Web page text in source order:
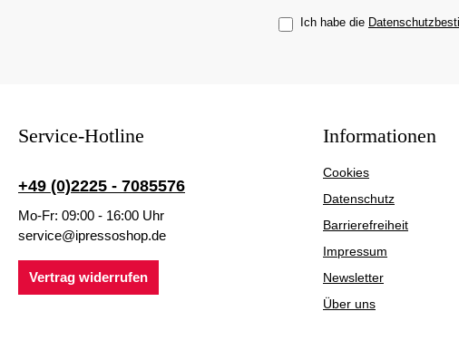
Ich habe die
Service-Hotline
+49 (0)2225 - 7085576
Mo-Fr: 09:00 - 16:00 Uhr
service@ipressoshop.de
Vertrag widerrufen
Informationen
Cookies
Datenschutz
Barrierefreiheit
Impressum
Newsletter
Über uns